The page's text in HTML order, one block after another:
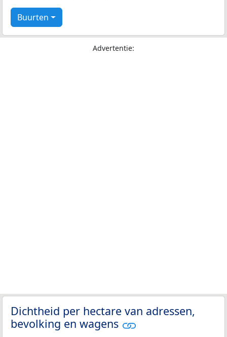
Buurten
Advertentie:
Dichtheid per hectare van adressen,
bevolking en wagens